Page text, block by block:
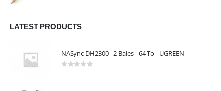
LATEST PRODUCTS
NASync DH2300 - 2 Baies - 64 To - UGREEN